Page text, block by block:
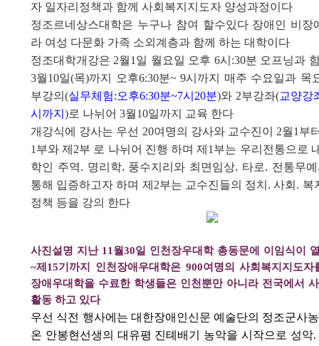
자 일자리정책과 함께 사회복지지도자 양성과정이다
정조르네상스대학은 누구나 참여 할수있다 장애인 비장
라 여성 다문화 가족 소외계층과 함께 하는 대학이다
정조대학개강은2월1 일 월요일 오후 6시:30분 오프닝과
3월10일(목)까지 오후6:30분~ 9시까지 매주 수요일과 목
부강의(실무체험:오후6:30분~7시20분)와 2부강좌(교양강
시까지)로 나뉘어 3월10일까지 교육 한다
개강식에 강사는 우선 20여명의 강사와 교수진이2월1 부
1 부와 제2부 로 나뉘어 진행 하며 제1 부는 우리전통으로
학인 주역. 명리학. 풍수지리와 최면임상. 타로. 전통무
통해 입증하고자 하며 제2부는 교수진들의 정치.사회. 복
정책 등을 강의 한다
사진설명 지난 11 월30일 인천장우대학 총동문에 이임식이
~제 15기까지 인천장애우대학은 900여명의 사회복지지도자
장애우대학을 수료한 학생들은 인천뿐만 아니라 전국에서
활동 하고 있다
우선 식전 행사에는 대한장애인신문 예술단의 정조군사
온 안봉현선생의 대유평 진톄배기 농악을 시작으로 성악.